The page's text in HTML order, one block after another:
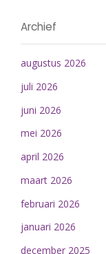
Archief
augustus 2026
juli 2026
juni 2026
mei 2026
april 2026
maart 2026
februari 2026
januari 2026
december 2025